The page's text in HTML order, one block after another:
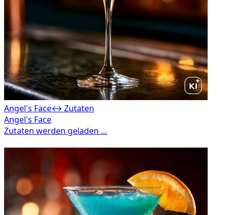
Angel's Face↔ Zutaten